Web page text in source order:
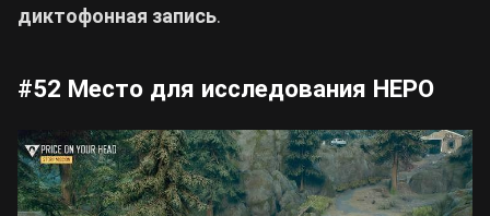
диктофонная запись.
#52 Место для исследования НЕРО